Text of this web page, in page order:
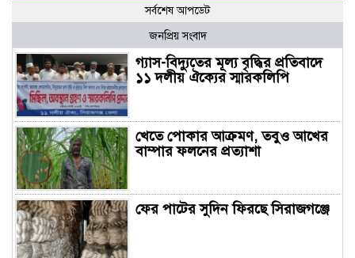
সর্বশেষ আপডেট
জনপ্রিয় সংবাদ
গ্যাস-বিদ্যুতের মূল্য বৃদ্ধির প্রতিবাদে
১১ দলীয় ঐক্যের স্মারকলিপি
খেতে পোকার আক্রমণ, তবুও আখের
বাম্পার ফলনের প্রত্যাশা
ফের পাটের সুদিন ফিরছে সিরাজগঞ্জে